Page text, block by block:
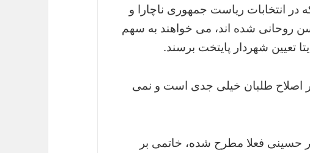
در انتخابات ریاست جمهوری ناچارا و
روحانی شده اند، می خواهند به سهم
تعیین شهردار پایتخت برسند.
اصلاح طلبان خیلی جدی است و نمی
حسینی فعلا مطرح شده، خاتمی بر